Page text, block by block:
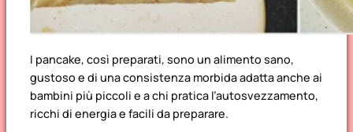
I pancake, così preparati, sono un alimento sano,
gustoso e di una consistenza morbida adatta anche ai
bambini più piccoli e a chi pratica l’autosvezzamento,
ricchi di energia e facili da preparare.